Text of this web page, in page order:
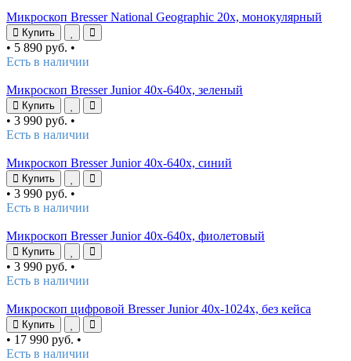
Микроскоп Bresser National Geographic 20x, монокулярный
Купить
• 5 890 руб. •
Есть в наличии
Микроскоп Bresser Junior 40x-640x, зеленый
Купить
• 3 990 руб. •
Есть в наличии
Микроскоп Bresser Junior 40x-640x, синий
Купить
• 3 990 руб. •
Есть в наличии
Микроскоп Bresser Junior 40x-640x, фиолетовый
Купить
• 3 990 руб. •
Есть в наличии
Микроскоп цифровой Bresser Junior 40x-1024x, без кейса
Купить
• 17 990 руб. •
Есть в наличии